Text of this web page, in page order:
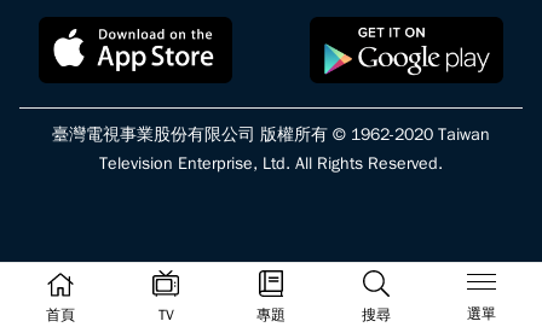
首頁 TV 專題 搜尋 選單
臺灣電視事業股份有限公司 版權所有 © 1962-2020 Taiwan
Television Enterprise, Ltd. All Rights Reserved.